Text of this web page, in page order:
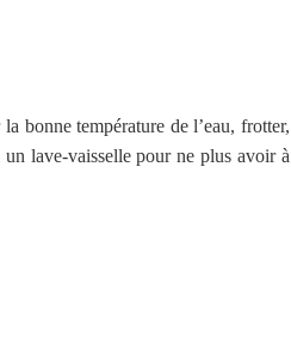
bonne température de l’eau, frotter,
lave-vaisselle pour ne plus avoir à